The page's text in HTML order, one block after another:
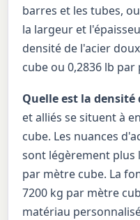
barres et les tubes,
la largeur et
densité de l'acier
cube ou 0,2836 lb par
Quelle est la densité
et alliés se situent à
cube. Les nuances
sont légèrement plus
par mètre cube. La
7200 kg par mètre
matériau